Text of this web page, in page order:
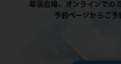
幕張会場、オンラインでの
予約ページからご予